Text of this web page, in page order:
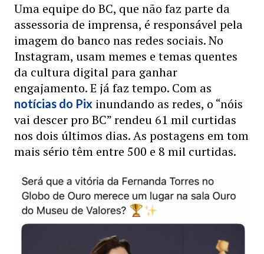
Uma equipe do BC, que não faz parte da
assessoria de imprensa, é responsável pela
imagem do banco nas redes sociais. No
Instagram, usam memes e temas quentes
da cultura digital para ganhar
engajamento. E já faz tempo. Com as
notícias do Pix inundando as redes, o “nóis
vai descer pro BC” rendeu 61 mil curtidas
nos dois últimos dias. As postagens em tom
mais sério têm entre 500 e 8 mil curtidas.